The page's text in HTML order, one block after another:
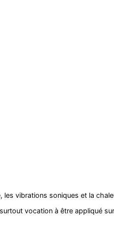
vibrations soniques et la
vocation à être appliqué